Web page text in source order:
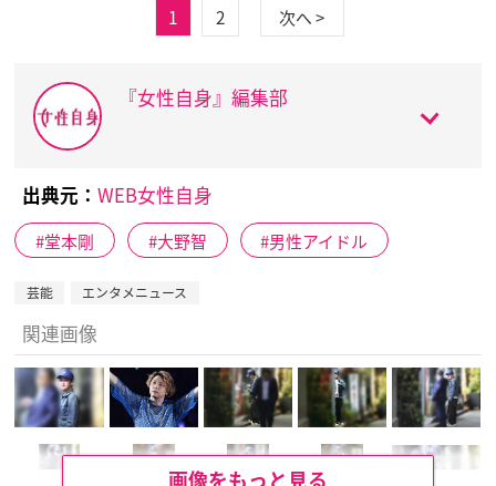
1 2 次へ >
『女性自身』編集部
出典元： WEB女性自身
堂本剛 大野智 男性アイドル
芸能 エンタメニュース
関連画像
画像をもっと見る